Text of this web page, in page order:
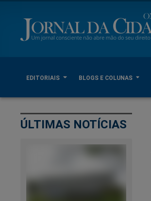
EDITORIAIS BLOGS E COLUNAS
ÚLTIMAS NOTÍCIAS